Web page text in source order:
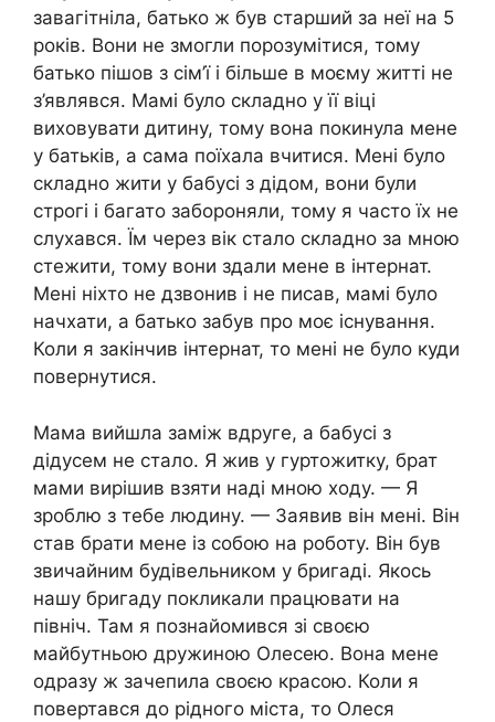
завагітніла, батько ж був старший за неї на 5
років. Вони не змогли порозумітися, тому
батько пішов з сім’ї і більше в моєму житті не
з’являвся. Мамі було складно у її віці
виховувати дитину, тому вона покинула мене
у батьків, а сама поїхала вчитися. Мені було
складно жити у бабусі з дідом, вони були
строгі і багато забороняли, тому я часто їх не
слухався. Їм через вік стало складно за мною
стежити, тому вони здали мене в інтернат.
Мені ніхто не дзвонив і не писав, мамі було
начхати, а батько забув про моє існування.
Коли я закінчив інтернат, то мені не було куди
повернутися.
Мама вийшла заміж вдруге, а бабусі з
дідусем не стало. Я жив у гуртожитку, брат
мами вирішив взяти наді мною ходу. — Я
зроблю з тебе людину. — Заявив він мені. Він
став брати мене із собою на роботу. Він був
звичайним будівельником у бригаді. Якось
нашу бригаду покликали працювати на
північ. Там я познайомився зі своєю
майбутньою дружиною Олесею. Вона мене
одразу ж зачепила своєю красою. Коли я
повертався до рідного міста, то Олеся